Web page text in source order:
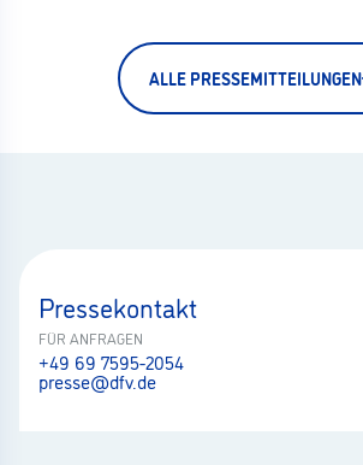
ALLE PRESSEMITTEILUNGEN
Pressekontakt
FÜR ANFRAGEN
+49 69 7595-2054
presse@dfv.de